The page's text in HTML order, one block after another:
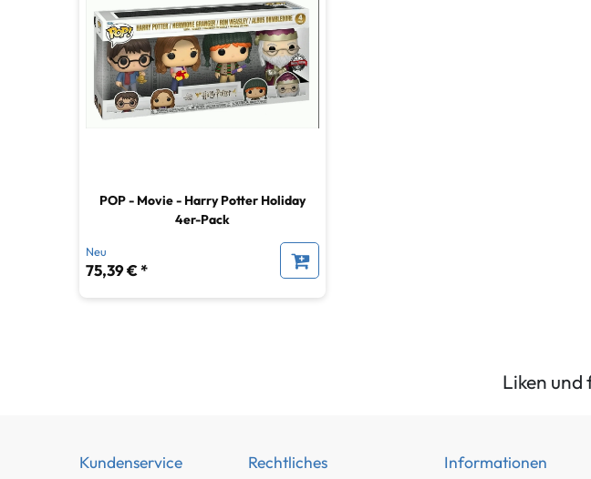
POP - Movie - Harry Potter Holiday
4er-Pack
Neu
75,39 € *
Liken und
Kundenservice Rechtliches Informationen